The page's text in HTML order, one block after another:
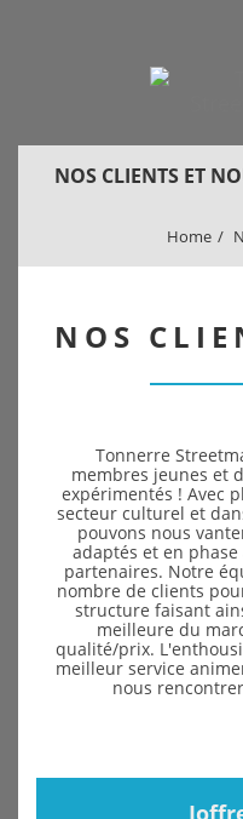
NOS CLIENTS ET
Home
NOS
Tonnerre
membres jeunes et
expérimentés ! Avec
secteur culturel et
pouvons nous
adaptés et en
partenaires. Notre
nombre de clients
structure faisant
meilleure du
qualité/prix.
meilleur service
nous